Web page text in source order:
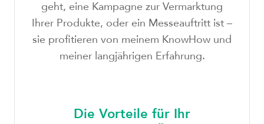
geht, eine Kampagne zur Vermarktung
Ihrer Produkte, oder ein Messeauftritt ist –
sie profitieren von meinem KnowHow und
meiner langjährigen Erfahrung.
Die Vorteile für Ihr